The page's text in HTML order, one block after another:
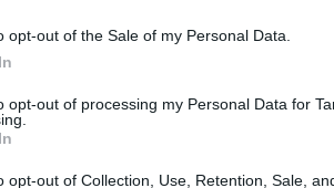
opt-out of the Sale of my Personal Data.
opt-out of processing my Personal Data for
opt-out of Collection, Use, Retention, Sale,
από τον 19χρονο
πατέρα Αντώνιο και
για ασέλγεια στον πάτερ